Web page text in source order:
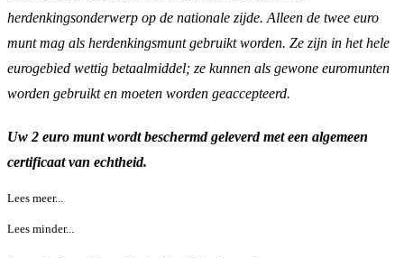
herdenkingsonderwerp op de nationale zijde. Alleen de twee euro
munt mag als herdenkingsmunt gebruikt worden. Ze zijn in het hele
eurogebied wettig betaalmiddel; ze kunnen als gewone euromunten
worden gebruikt en moeten worden geaccepteerd.
Uw 2 euro munt wordt beschermd geleverd met een algemeen
certificaat van echtheid.
Lees meer...
Lees minder...